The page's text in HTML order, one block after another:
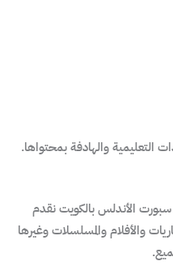
التعليمية والهادفة بمحتواها.
الأندلس بالكويت نقدم
والأفلام والمسلسلات وغيرها